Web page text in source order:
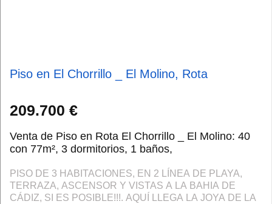
Piso en El Chorrillo _ El Molino, Rota
209.700 €
Venta de Piso en Rota El Chorrillo _ El Molino: 40
con 77m², 3 dormitorios, 1 baños,
PISO DE 3 HABITACIONES, EN 2 LÍNEA DE PLAYA,
TERRAZA, ASCENSOR Y VISTAS A LA BAHIA DE
CÁDIZ, SI ES POSIBLE!!!. AQUÍ LLEGA LA JOYA DE LA